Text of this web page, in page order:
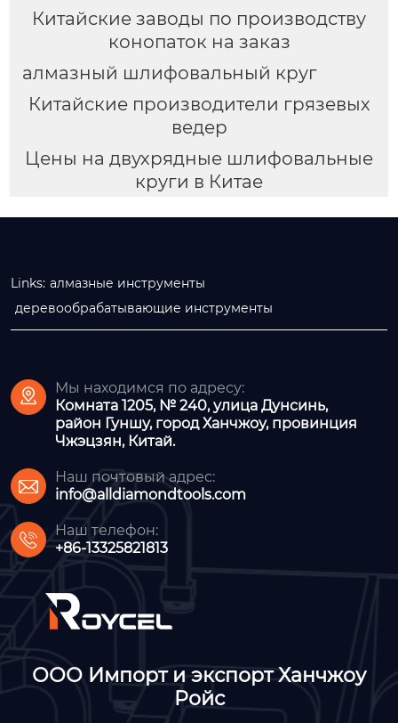
Китайские заводы по производству
конопаток на заказ
алмазный шлифовальный круг
Китайские производители грязевых
ведер
Цены на двухрядные шлифовальные
круги в Китае
Links: алмазные инструменты
деревообрабатывающие инструменты

Мы находимся по адресу:
Комната 1205, № 240, улица Дунсинь,
район Гуншу, город Ханчжоу, провинция
Чжэцзян, Китай.

Наш почтовый адрес:
info@alldiamondtools.com

Наш телефон:
+86-13325821813
ООО Импорт и экспорт Ханчжоу
Ройс